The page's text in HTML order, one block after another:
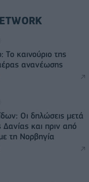
Το καινούριο της
ανανέωσης
Οι δηλώσεις μετά
Δανίας και πριν από
τη Νορβηγία